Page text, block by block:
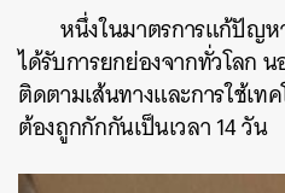
หนึ่งในมาตรการแก้ปัญห
ได้รับการยกย่องจากทั่วโลก
ติดตามเส้นทางและการใช้เ
ต้องถูกกักกันเป็นเวลา 14 วัน